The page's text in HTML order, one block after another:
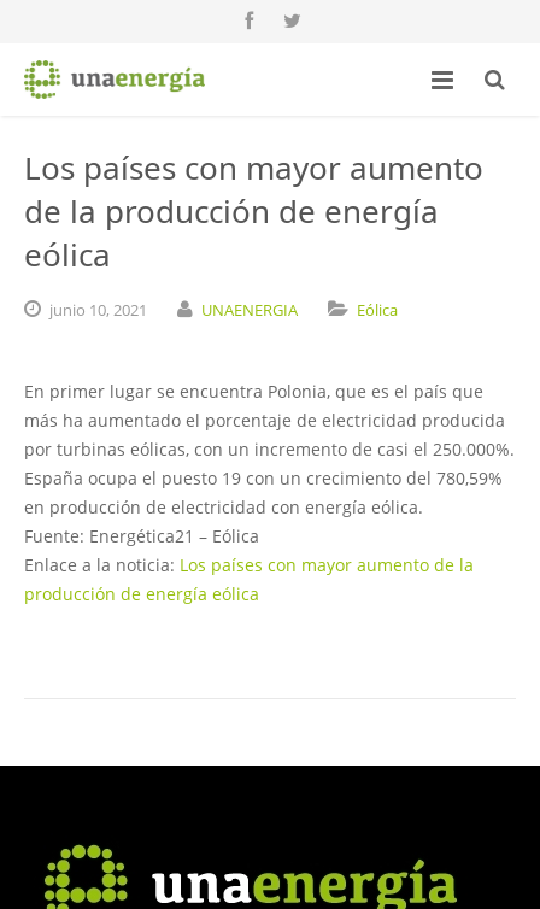
Los países con mayor aumento
de la producción de energía
eólica
junio 10, 2021 UNAENERGIA Eólica
En primer lugar se encuentra Polonia, que es el país que
más ha aumentado el porcentaje de electricidad producida
por turbinas eólicas, con un incremento de casi el 250.000%.
España ocupa el puesto 19 con un crecimiento del 780,59%
en producción de electricidad con energía eólica.
Fuente: Energética21 – Eólica
Enlace a la noticia: Los países con mayor aumento de la
producción de energía eólica